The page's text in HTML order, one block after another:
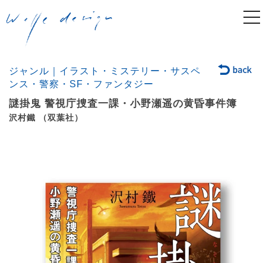
ジャンル｜イラスト・ミステリー・サスペ
ンス・警察・SF・ファンタジー
謎掛鬼 警視庁捜査一課・小野瀬遥の黄昏事件簿
沢村鐵 （双葉社）